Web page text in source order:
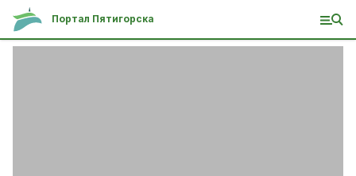
Портал Пятигорска